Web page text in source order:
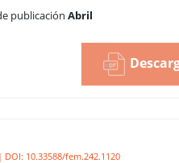
publicación Abril
DOI: 10.33588/fem.242.1120